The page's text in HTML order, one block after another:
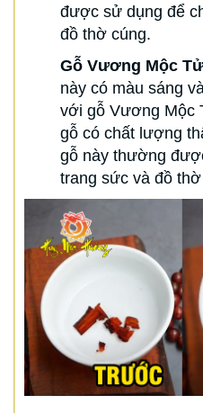
được sử dụng để
đồ thờ cúng.
Gỗ Vương Mộc
này có màu sáng
với gỗ Vương Mộc
gỗ có chất lượng
gỗ này thường
trang sức và đồ